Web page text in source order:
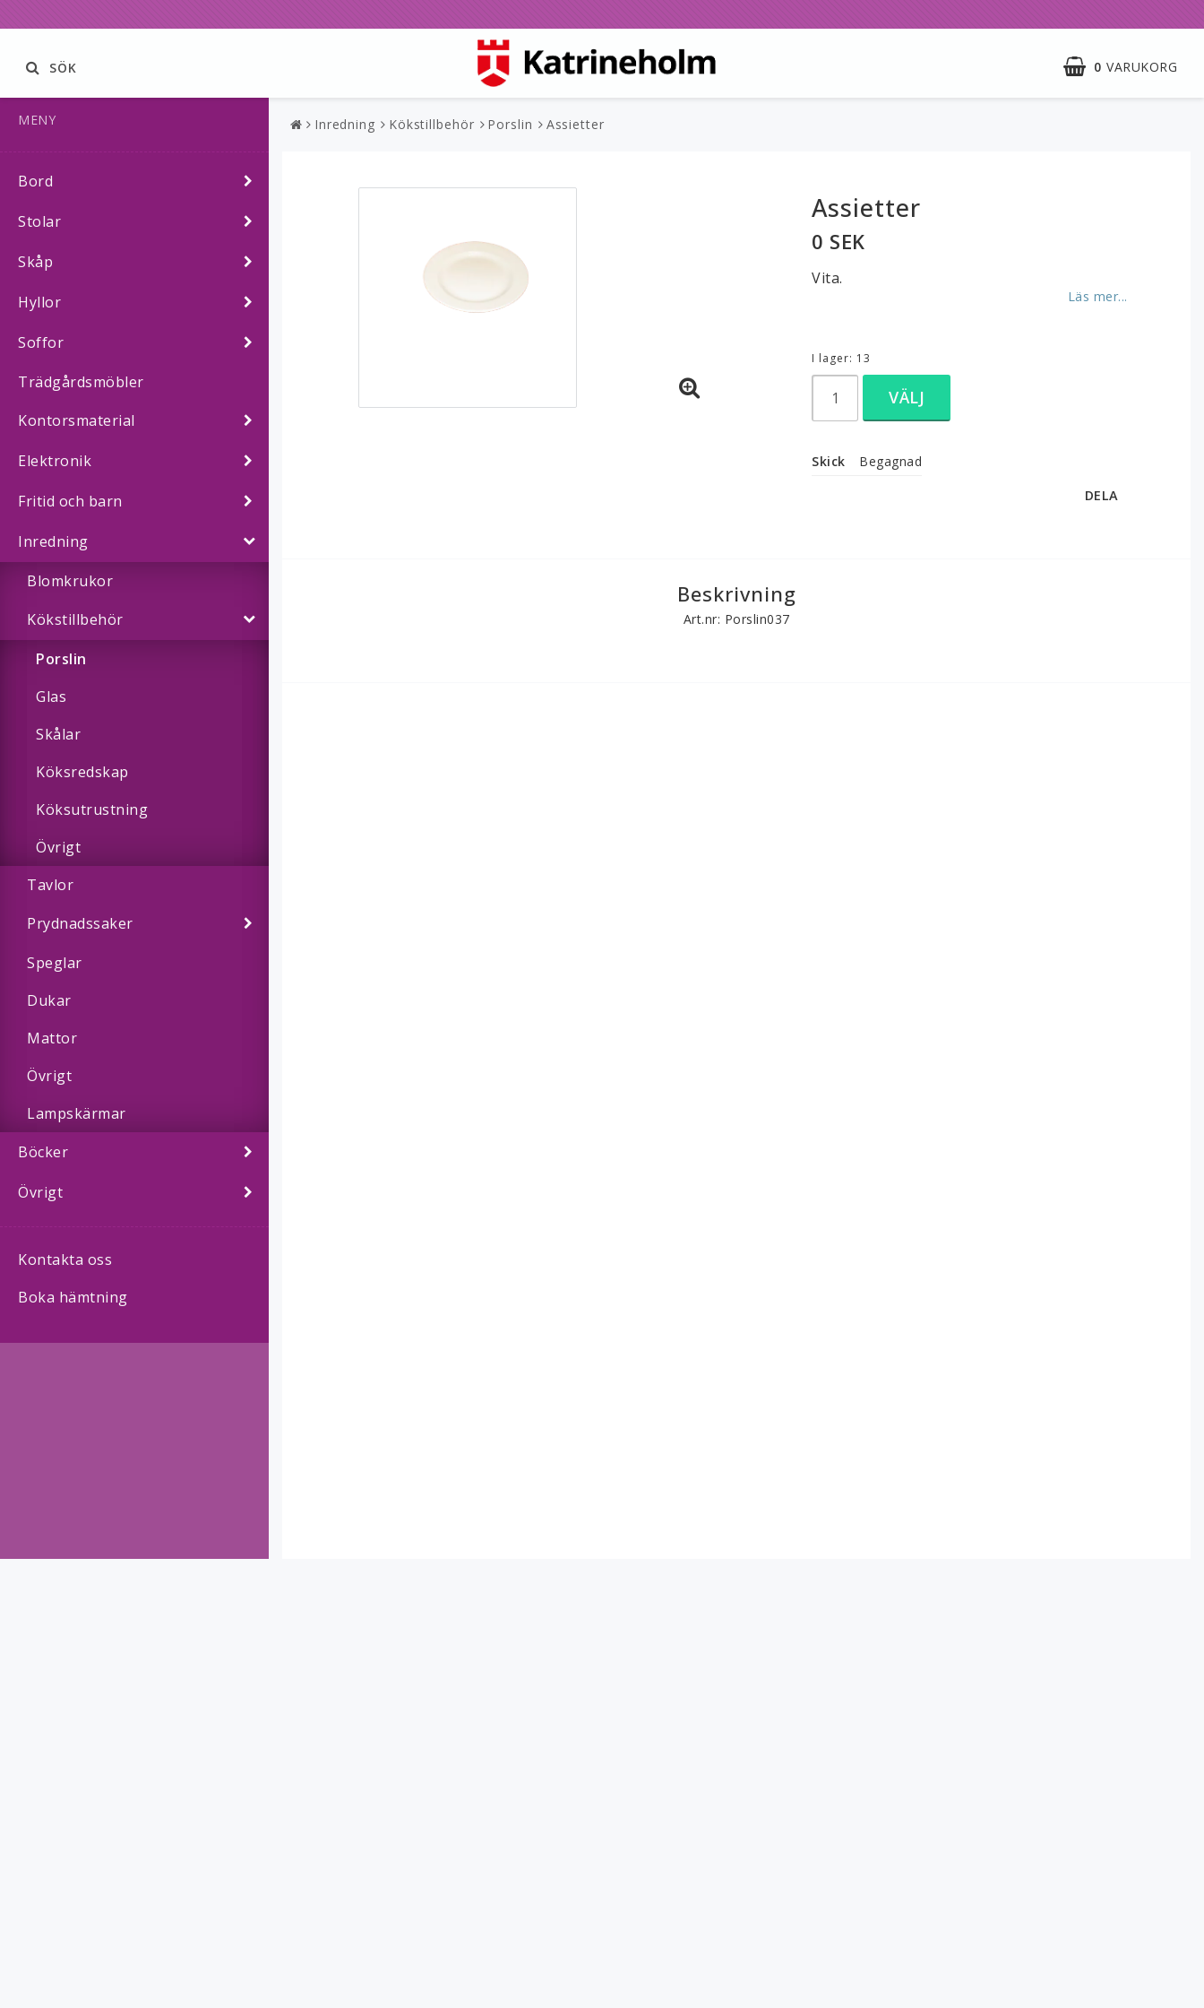
0 VARUKORG
SÖK
MENY
Bord
Stolar
Skåp
Hyllor
Soffor
Trädgårdsmöbler
Kontorsmaterial
Elektronik
Fritid och barn
Inredning
Blomkrukor
Kökstillbehör
Porslin
Glas
Skålar
Köksredskap
Köksutrustning
Övrigt
Tavlor
Prydnadssaker
Speglar
Dukar
Mattor
Övrigt
Lampskärmar
Böcker
Övrigt
Kontakta oss
Boka hämtning
Inredning Kökstillbehör Porslin Assietter
Assietter
0 SEK
Vita.
Läs mer...
I lager: 13
VÄLJ
Skick
Begagnad
DELA
Beskrivning
Art.nr: Porslin037